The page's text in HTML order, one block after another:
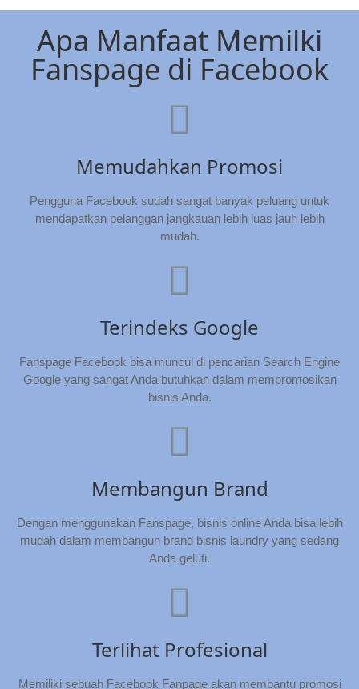
Apa Manfaat Memilki
Fanspage di Facebook
Memudahkan Promosi
Pengguna Facebook sudah sangat banyak peluang untuk
mendapatkan pelanggan jangkauan lebih luas jauh lebih
mudah.
Terindeks Google
Fanspage Facebook bisa muncul di pencarian Search Engine
Google yang sangat Anda butuhkan dalam mempromosikan
bisnis Anda.
Membangun Brand
Dengan menggunakan Fanspage, bisnis online Anda bisa lebih
mudah dalam membangun brand bisnis laundry yang sedang
Anda geluti.
Terlihat Profesional
Memiliki sebuah Facebook Fanpage akan membantu promosi